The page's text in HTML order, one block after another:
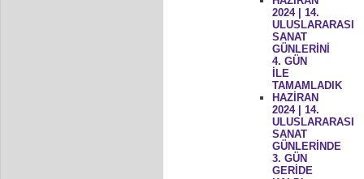
2024 | 14.
ULUSLARARASI
SANAT
GÜNLERİNİ
4. GÜN
İLE
TAMAMLADIK
HAZİRAN
2024 | 14.
ULUSLARARASI
SANAT
GÜNLERİNDE
3. GÜN
GERİDE